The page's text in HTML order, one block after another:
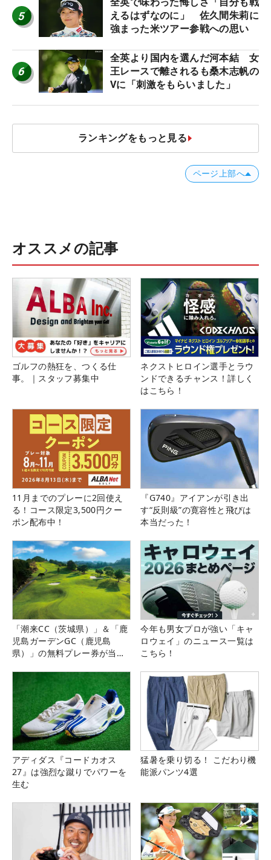
5
えるはずなのに」 佐久間朱莉に
強まった米ツアー参戦への思い
6
全英より国内を選んだ河本結 女
王レースで離されるも桑木志帆の
Vに「刺激をもらいました」
ランキングをもっと見る
ページ上部へ
オススメの記事
ゴルフの熱狂を、つくる仕
事。｜スタッフ募集中
ネクストヒロイン選手とラウ
ンドできるチャンス！詳しく
はこちら！
11月までのプレーに2回使え
る！コース限定3,500円クー
ポン配布中！
『G740』アイアンが引き出
す“反則級”の寛容性と飛びは
本当だった！
「潮来CC（茨城県）」＆「鹿
児島ガーデンGC（鹿児島
県）」の無料プレー券が当た
今年も男女プロが強い「キャ
ロウェイ」のニュース一覧は
こちら！
アディダス『コードカオス
27』は強烈な蹴りでパワーを
生む
猛暑を乗り切る！ こだわり機
能派パンツ4選